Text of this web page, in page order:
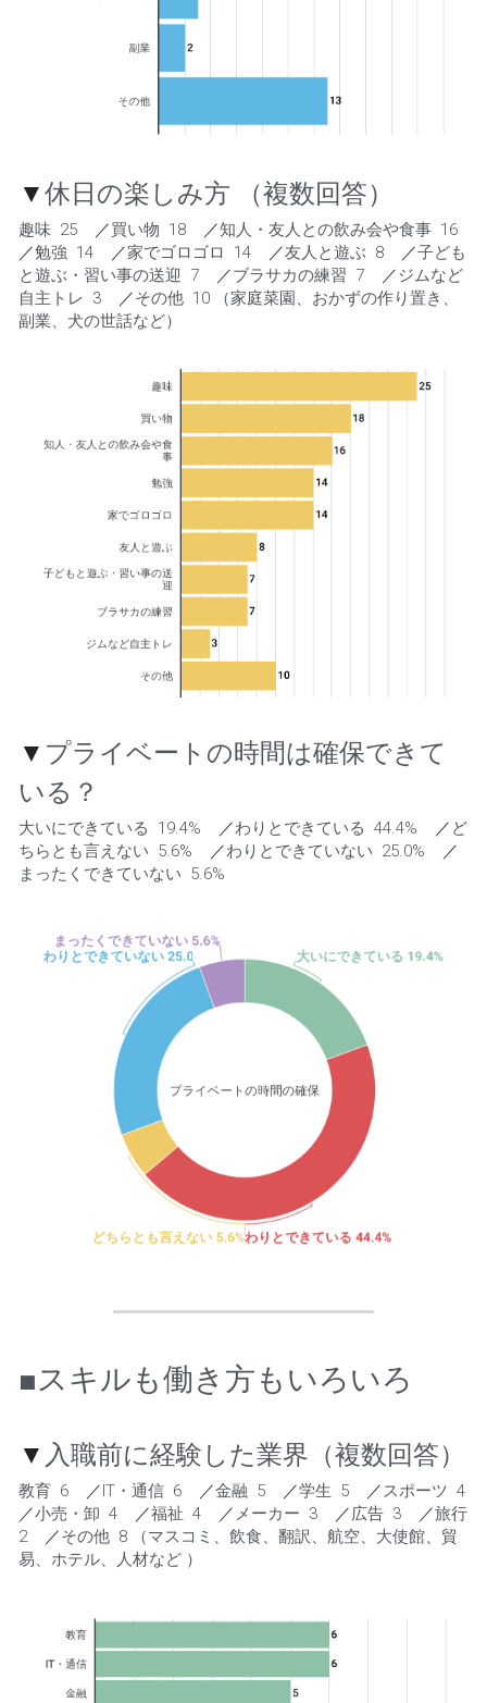
▼休日の楽しみ方 （複数回答）
趣味  25 ／買い物  18 ／
知人・友人との飲み会や食事  16
／勉強  14 ／家でゴロゴロ  14 ／友人と遊ぶ  8 ／子ども
と遊ぶ・習い事の送迎  7
／ブラサカの練習  7 ／ ジムなど
自主トレ  3
／その他  10 （家庭菜園、おかずの作り置き、
副業、犬の世話など）
▼ プライベートの時間は確保できて
いる？
大いにできている  19.4% ／わりとできている  44.4% ／ ど
ちらとも言えない  5.6%
／わりとできていない  25.0%
／
まったくできていない  5.6%
■スキルも働き方もいろいろ
▼ 入職前に経験した業界（複数回答）
教育  6 ／IT・通信  6 ／金融  5 ／学生  5 ／
スポーツ  4
／小売・卸  4 ／福祉  4 ／ メーカー  3 ／広告  3 ／旅行
2
／その他  8 （マスコミ、飲食、翻訳、航空、大使館、貿
易、ホテル、人材など ）